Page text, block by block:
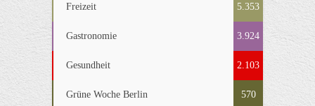
Freizeit 5.353
Gastronomie 3.924
Gesundheit 2.103
Grüne Woche Berlin 570